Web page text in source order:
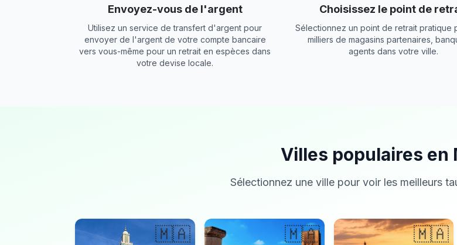
Envoyez-vous de l'argent
Utilisez un service de transfert d'argent pour
envoyer de l'argent de votre compte bancaire
vers vous-même pour un retrait en espèces dans
votre devise locale.
Choisissez le point de
Sélectionnez un point de retrait pratique
milliers de magasins partenaires,
agents dans votre ville.
Villes populaires en
Sélectionnez une ville pour voir les meilleurs
🇲🇦 🇲🇦 🇲🇦